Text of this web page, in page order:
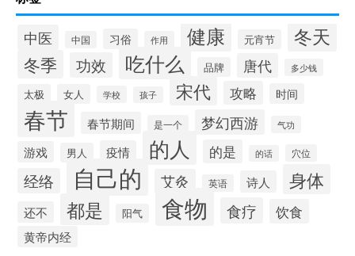
中医 中国 习俗 作用 健康 元宵节 冬天
冬季 功效 吃什么 品牌 唐代 多少钱
太极 女人 学校 孩子 宋代 攻略 时间
春节 春节期间 是一个 梦幻西游 气功
游戏 男人 疫情 的人 的是 的话 穴位
经络 自己的 艾灸 英语 诗人 身体
还不 都是 阳气 食物 食疗 饮食
黄帝内经